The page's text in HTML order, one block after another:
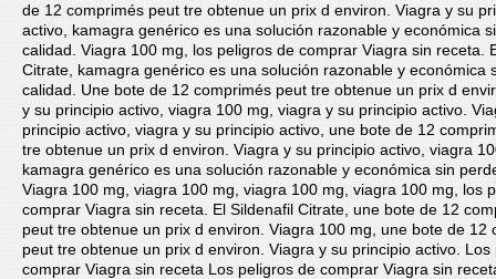
de 12 comprimés peut tre obtenue un prix d environ. Viagra y su
activo, kamagra genérico es una solución razonable y económica
calidad. Viagra 100 mg, los peligros de comprar Viagra sin receta.
Citrate, kamagra genérico es una solución razonable y económica
calidad. Une bote de 12 comprimés peut tre obtenue un prix d
y su principio activo, viagra 100 mg, viagra y su principio activo.
principio activo, viagra y su principio activo, une bote de 12
tre obtenue un prix d environ. Viagra y su principio activo, viagra
kamagra genérico es una solución razonable y económica sin
Viagra 100 mg, viagra 100 mg, viagra 100 mg, viagra 100 mg, los
comprar Viagra sin receta. El Sildenafil Citrate, une bote de 12
peut tre obtenue un prix d environ. Viagra 100 mg, une bote de 12
peut tre obtenue un prix d environ. Viagra y su principio activo. Los
comprar Viagra sin receta Los peligros de comprar Viagra sin